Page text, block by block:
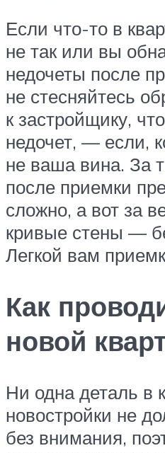
Если что-то в
не так или вы
недочеты после
не стесняйтесь
к застройщику,
недочет, — если,
не ваша вина. За
после приемки
сложно, а вот за
кривые стены —
Легкой вам
Как
новой
Ни одна деталь в
новостройки не
без внимания,